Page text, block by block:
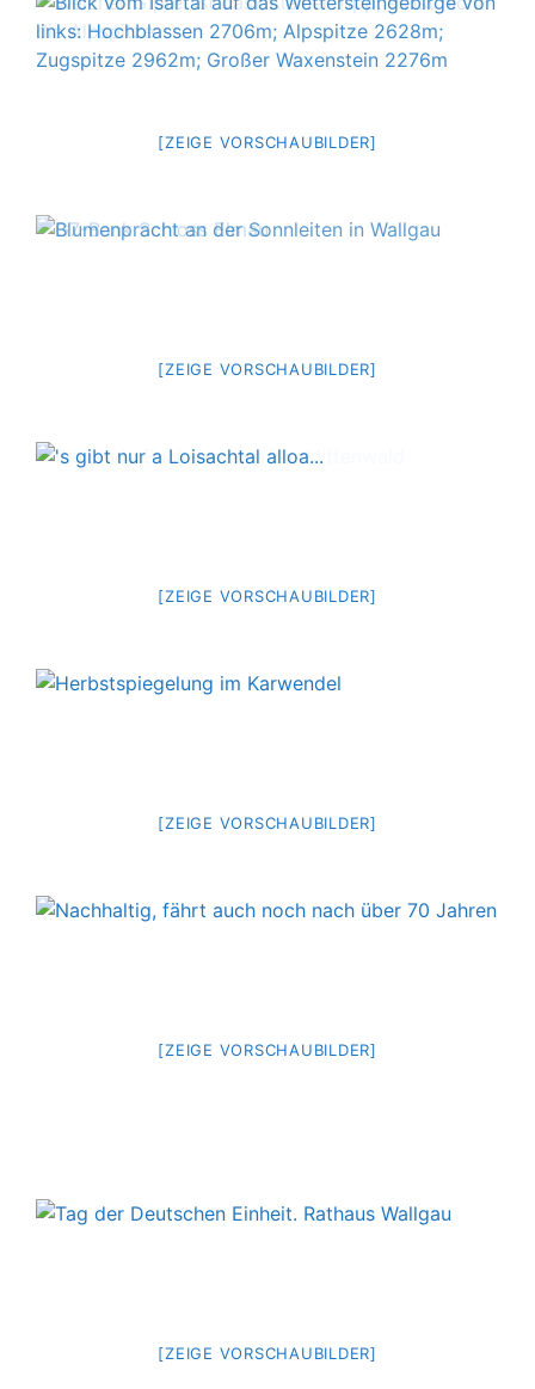
[ZEIGE VORSCHAUBILDER]
[ZEIGE VORSCHAUBILDER]
[ZEIGE VORSCHAUBILDER]
[ZEIGE VORSCHAUBILDER]
[ZEIGE VORSCHAUBILDER]
[ZEIGE VORSCHAUBILDER]